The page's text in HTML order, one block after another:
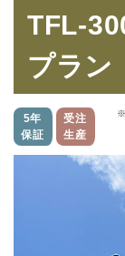
TFL-
プラン
5年
保証
受注
生産
※